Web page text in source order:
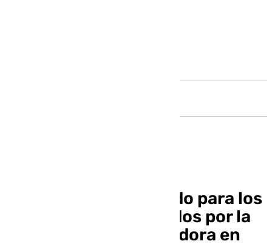
Internamiento cerrado para los
tres menores detenidos por la
muerte de una educadora en